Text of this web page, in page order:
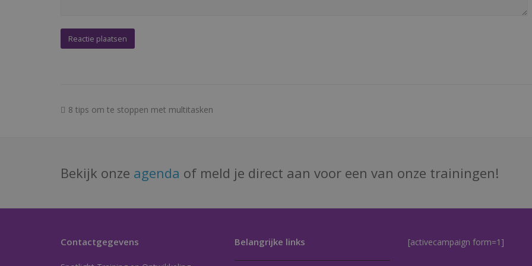
previous
8 tips om te stoppen met multitasken
Bekijk onze agenda of meld je direct aan voor een van onze trainingen!
Contactgegevens Belangrijke links [activecampaign form=1]